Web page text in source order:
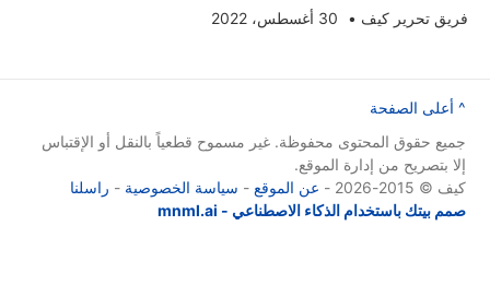
فريق تحرير كيف • 30 أغسطس، 2022
^ أعلى الصفحة
جميع حقوق المحتوى محفوظة. غير مسموح قطعياً بالنقل أو الإقتباس
إلا بتصريح من إدارة الموقع.
كيف © 2015-2026 -
عن الموقع - سياسة الخصوصية - راسلنا
صمم بيتك باستخدام الذكاء الاصطناعي - mnml.ai